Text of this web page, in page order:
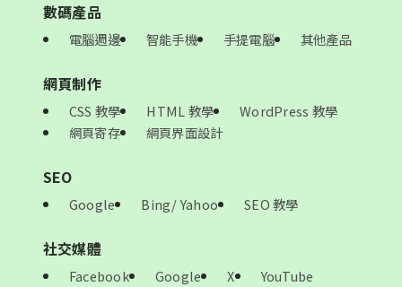
數碼產品
電腦週邊 智能手機 手提電腦 其他產品
網頁制作
CSS 教學 HTML 教學
WordPress 教學
網頁寄存
網頁界面設計
SEO
Google Bing/ Yahoo SEO 教學
社交媒體
Facebook Google X
YouTube